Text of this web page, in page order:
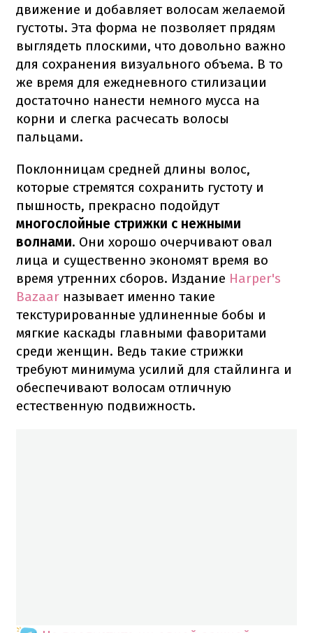
движение и добавляет волосам желаемой
густоты. Эта форма не позволяет прядям
выглядеть плоскими, что довольно важно
для сохранения визуального объема. В то
же время для ежедневного стилизации
достаточно нанести немного мусса на
корни и слегка расчесать волосы
пальцами.
Поклонницам средней длины волос,
которые стремятся сохранить густоту и
пышность, прекрасно подойдут
многослойные стрижки с нежными
волнами. Они хорошо очерчивают овал
лица и существенно экономят время во
время утренних сборов. Издание Harper's
Bazaar называет именно такие
текстурированные удлиненные бобы и
мягкие каскады главными фаворитами
среди женщин. Ведь такие стрижки
требуют минимума усилий для стайлинга и
обеспечивают волосам отличную
естественную подвижность.